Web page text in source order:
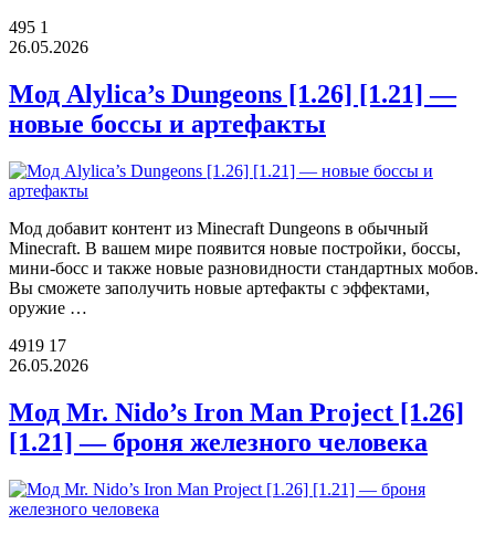
495 1
26.05.2026
Мод Alylica’s Dungeons [1.26] [1.21] —
новые боссы и артефакты
Мод добавит контент из Minecraft Dungeons в обычный
Minecraft. В вашем мире появится новые постройки, боссы,
мини-босс и также новые разновидности стандартных мобов.
Вы сможете заполучить новые артефакты с эффектами,
оружие …
4919 17
26.05.2026
Мод Mr. Nido’s Iron Man Project [1.26]
[1.21] — броня железного человека